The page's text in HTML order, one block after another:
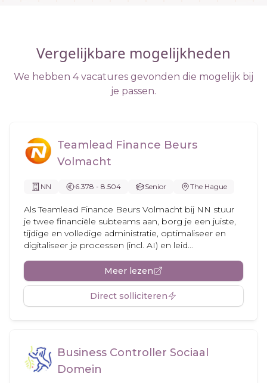
Vergelijkbare mogelijkheden
We hebben 4 vacatures gevonden die mogelijk bij
je passen.
Teamlead Finance Beurs
Volmacht
NN 6.378 - 8.504 Senior The Hague
Als Teamlead Finance Beurs Volmacht bij NN stuur
je twee financiële subteams aan, borg je een juiste,
tijdige en volledige administratie, optimaliseer en
digitaliseer je processen (incl. AI) en leid...
Meer lezen
Direct solliciteren
Business Controller Sociaal
Domein